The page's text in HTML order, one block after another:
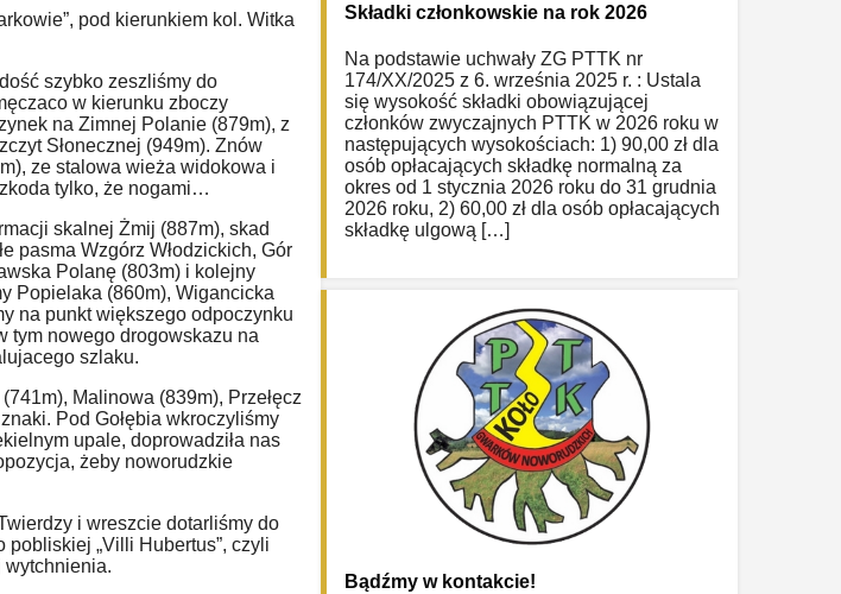
pod kierunkiem kol. Witka
szybko zeszliśmy do
w kierunku zboczy
na Zimnej Polanie (879m), z
Słonecznej (949m). Znów
ze stalowa wieża widokowa i
tylko, że nogami…
skalnej Żmij (887m), skad
pasma Wzgórz Włodzickich, Gór
Polanę (803m) i kolejny
Popielaka (860m), Wigancicka
na punkt większego odpoczynku
tym nowego drogowskazu na
szlaku.
Malinowa (839m), Przełęcz
Pod Gołębia wkroczyliśmy
upale, doprowadziła nas
żeby noworudzkie
i wreszcie dotarliśmy do
pobliskiej „Villi Hubertus”, czyli
wytchnienia.
Składki członkowskie na rok 2026
Na podstawie uchwały ZG PTTK nr
174/XX/2025 z 6. września 2025 r. : Ustala
się wysokość składki obowiązującej
członków zwyczajnych PTTK w 2026 roku w
następujących wysokościach: 1) 90,00 zł dla
osób opłacających składkę normalną za
okres od 1 stycznia 2026 roku do 31 grudnia
2026 roku, 2) 60,00 zł dla osób opłacających
składkę ulgową […]
Bądźmy w kontakcie!